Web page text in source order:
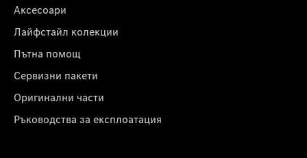
Аксесоари
Лайфстайл колекции
Пътна помощ
Сервизни пакети
Оригинални части
Ръководства за експлоатация